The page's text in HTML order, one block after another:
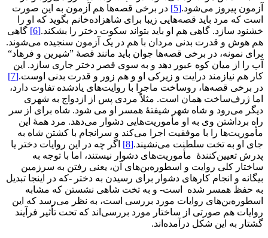
آزمون پیروز می‌شود.[5]
در برخی قصه‌ها هم آزمون به این صورت
است که مرد باید قصه‌هایی زیبا برای شاهزاده‌خانم بگوید که او را
خشنود سازد. گاهی هم او باید بتواند سکوت دختر را بشکند.[6]
گاهی
هم هوش و قدرت بدنی مردان با هم در یک آزمون سنجیده می‌شوند.
برای نمونه، در برخی قصه‌ها جوان باید مانند قصۀ ”شیرین و فرهاد“
آب را از میان کوه عبور دهد و به سوی قصر دختر جاری سازد. این
کار هم نیازمند درایت و زیرکی او و هم زور و قدرت بدنی اوست.[7]
در برخی قصه‌ها، روساخت ماجرا با روایت‌های یادشده تفاوت دارد،
اما ژرف‌ساخت همان است. مثلاً مردی پس از ازدواج به شهری
دیگر می‌رود و شاه شهر شیفتۀ همسر او می شود. شاه برای از سر
راه برداشتن وی به او مأموریت‌هایی دشوار می‌دهد. مرد همۀ این
مأموریت‌ها را با موفقیت اجرا می‌کند و سرانجام با کشتن شاه به
جای او به تخت سلطنت می‌نشیند.[8]
اگر چه در این روایات دختر یا
پدرش تعیین‌کنندۀ مأموریت‌های دشوار نیستند، اما با توجه به
ساختار کلی روایت و اسطوره‌بن‌های آن، یعنی رفتن به سرزمین
بیگانه و انجام کارهای دشوار برای رسیدن به دختر -که در اینجا تبدیل
به حفظ همسر شده است- و به تخت شاهی نشستن که مشابه
اسطوره‌بن‌های روایات مورد بررسی است، به نظر می‌رسد که این
روایات هم صورتی از ساختار مورد بررسی‌اند که تحت تأثیر فرآیند
گشتار به این شکل درآمده‌اند.